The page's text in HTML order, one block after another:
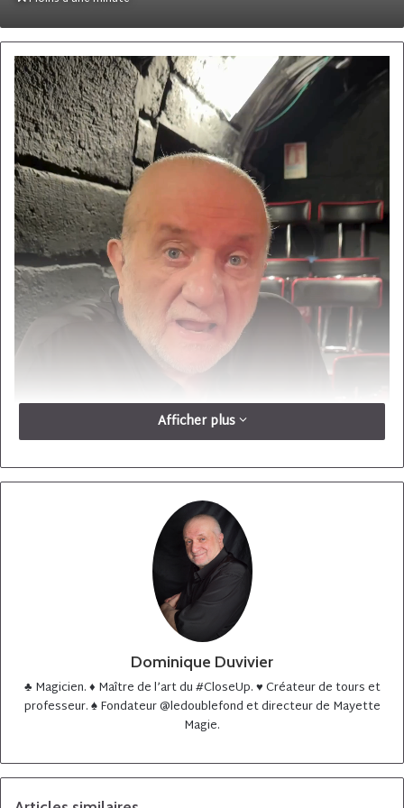
vrais passionnés de magie !
Nous sommes fiers d’avoir déjà publié 50 artistes parmi les plus
Afficher plus
Dominique Duvivier
♣️ Magicien. ♦️ Maître de l’art du #CloseUp. ♥️ Créateur de tours et
professeur. ♠️ Fondateur @ledoublefond et directeur de Mayette
Magie.